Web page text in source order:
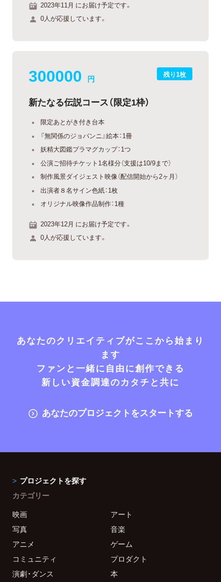
2023年11月 にお届け予定です。
0人が応援しています。
残り1枚
300000 円
新たなる伝説コース（限定1枠）
限定あとがき付き台本
『無関係のジョバンニ』絵本：1冊
妖精大図鑑プラマグカップ：1つ
公演ご招待チケット1名様分（支援は10/9まで）
制作風景ダイジェスト映像（配信開始から2ヶ月）
出演者８名サイン色紙：1枚
オリジナル映像作品制作：1種
2023年12月 にお届け予定です。
0人が応援しています。
あなたのクリエイティブがここから始まり
ます
ファンと一緒に自由に創作できる
新しい資金調達のカタチと共に
あなたのプロジェクトをスタートする
プロジェクトを探す
カテゴリー
映画
アート
写真
音楽
アニメ
ゲーム
コミュニティ
プロダクト
演劇・ダンス
本